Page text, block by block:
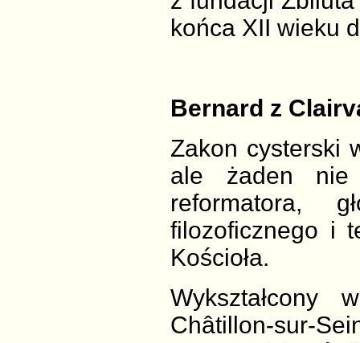
końca XII wieku
Bernard z
Zakon cysterski
ale żaden nie
reformatora,
filozoficznego i
Kościoła.
Wykształcony
Châtillon-sur-